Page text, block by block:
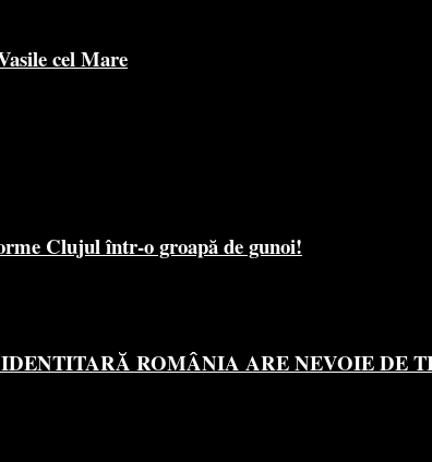
cel Mare
Clujul într-o groapă de gunoi!
ROMÂNIA ARE NEVOIE DE